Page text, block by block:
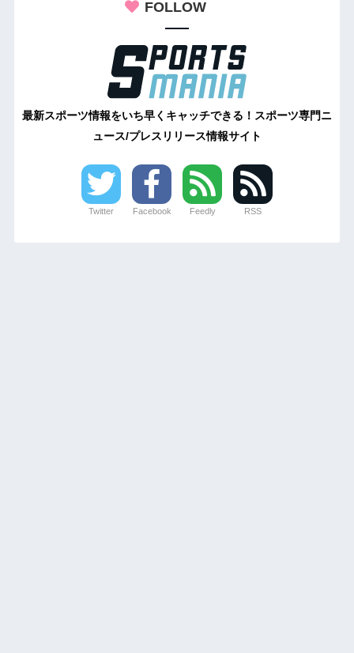
FOLLOW
最新スポーツ情報をいち早くキャッチできる！スポーツ専門ニ
ュース/プレスリリース情報サイト
Twitter Facebook Feedly RSS